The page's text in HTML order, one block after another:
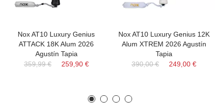
Nox AT10 Luxury Genius
ATTACK 18K Alum 2026
Agustín Tapia
359,99 €
259,90 €
Nox AT10 Luxury Genius 12K
Alum XTREM 2026 Agustín
Tapia
390,00 €
249,00 €